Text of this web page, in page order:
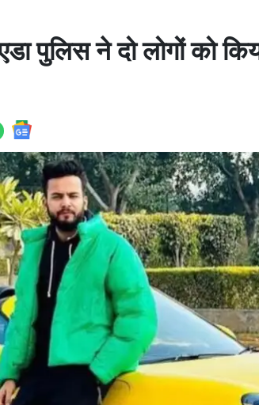
पुलिस ने दो लोगों को